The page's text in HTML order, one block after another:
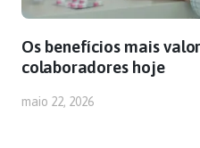
Os benefícios mais
colaboradores hoje
maio 22, 2026